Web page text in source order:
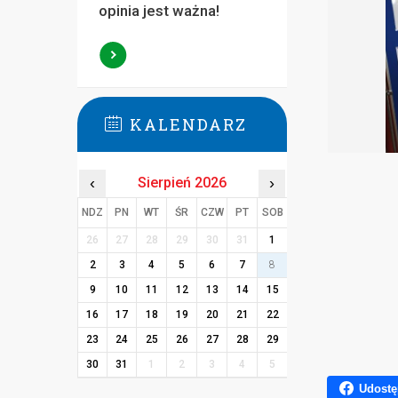
opinia jest ważna!
KALENDARZ
‹ Sierpień 2026 ›
NDZ PN WT ŚR CZW PT SOB
26 27 28 29 30 31
1
2
3 4 5 6 7
8
9
10 11 12 13 14
15
16
17 18 19 20 21
22
23
24 25 26 27 28
29
30
31 1 2 3 4 5